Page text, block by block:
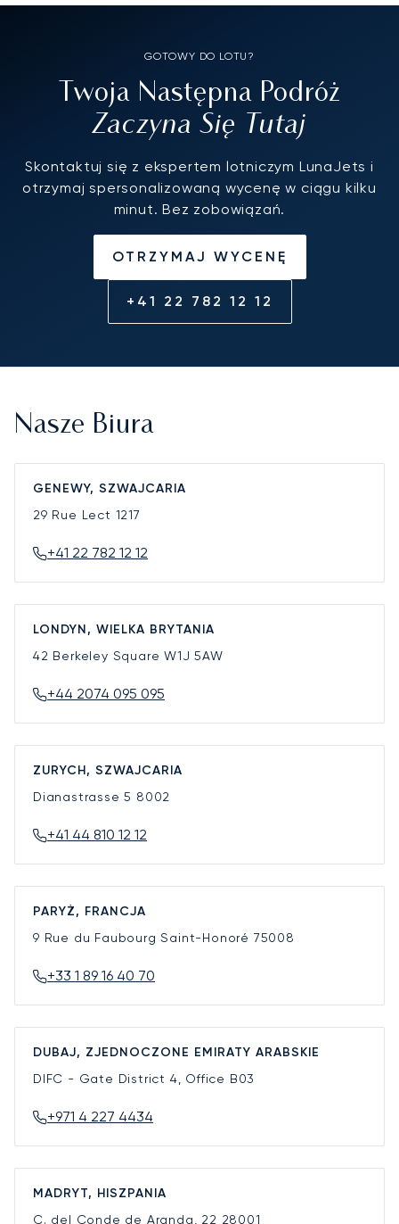
GOTOWY DO LOTU?
Twoja Następna Podróż
Zaczyna Się Tutaj
Skontaktuj się z ekspertem lotniczym LunaJets i
otrzymaj spersonalizowaną wycenę w ciągu kilku
minut. Bez zobowiązań.
OTRZYMAJ WYCENĘ
+41 22 782 12 12
Nasze Biura
GENEWY, SZWAJCARIA
29 Rue Lect 1217
+41 22 782 12 12
LONDYN, WIELKA BRYTANIA
42 Berkeley SquareW1J 5AW
+44 2074 095 095
ZURYCH, SZWAJCARIA
Dianastrasse 5 8002
+41 44 810 12 12
PARYŻ, FRANCJA
9 Rue du Faubourg Saint-Honoré 75008
+33 1 89 16 40 70
DUBAJ, ZJEDNOCZONE EMIRATY ARABSKIE
DIFC - Gate District 4, Office B03
+971 4 227 4434
MADRYT, HISZPANIA
C. del Conde de Aranda, 22 28001